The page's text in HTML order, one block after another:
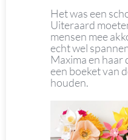
Het was een
Uiteraard
mensen mee
echt wel
Maxima en haar
een boeket van
houden.